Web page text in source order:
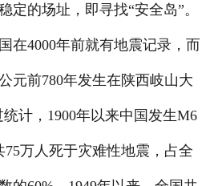
定的场址，即寻找“安全岛”。
4000年前就有地震记录，而
元前780年发生在陕西岐山大
计，1900年以来中国发生M6
75万人死于灾难性地震，占全